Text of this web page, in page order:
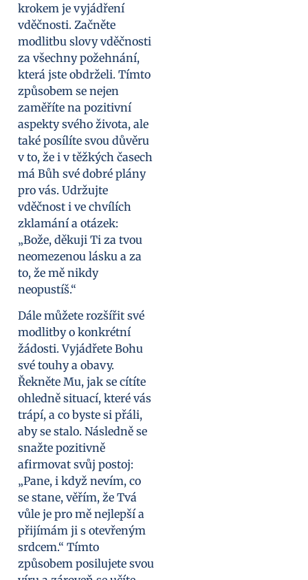
krokem je vyjádření
vděčnosti. Začněte
modlitbu slovy vděčnosti
za všechny požehnání,
která jste obdrželi. Tímto
způsobem se nejen
zaměříte na pozitivní
aspekty svého života, ale
také posílíte svou důvěru
v to, že i v těžkých časech
má Bůh své dobré plány
pro vás. Udržujte
vděčnost i ve chvílích
zklamání a otázek:
„Bože, děkuji Ti za tvou
neomezenou lásku a za
to, že mě nikdy
neopustíš.“
Dále můžete rozšířit své
modlitby o konkrétní
žádosti. Vyjádřete Bohu
své touhy a obavy.
Řekněte Mu, jak se cítíte
ohledně situací, které vás
trápí, a co byste si přáli,
aby se stalo. Následně se
snažte pozitivně
afirmovat svůj postoj:
„Pane, i když nevím, co
se stane, věřím, že Tvá
vůle je pro mě nejlepší a
přijímám ji s otevřeným
srdcem.“ Tímto
způsobem posilujete svou